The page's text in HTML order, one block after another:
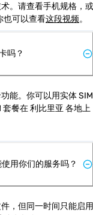
。请查看手机规格，或
也可以查看这段视频。
吗？
能。你可以用实体 SIM
餐在 利比里亚 各地上
用你们的服务吗？
，但同一时间只能启用